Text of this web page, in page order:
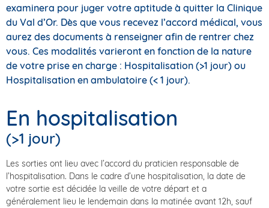
examinera pour juger votre aptitude à quitter la Clinique
du Val d’Or. Dès que vous recevez l’accord médical, vous
aurez des documents à renseigner afin de rentrer chez
vous. Ces modalités varieront en fonction de la nature
de votre prise en charge : Hospitalisation (>1 jour) ou
Hospitalisation en ambulatoire (< 1 jour).
En hospitalisation
(>1 jour)
Les sorties ont lieu avec l’accord du praticien responsable de
l’hospitalisation. Dans le cadre d’une hospitalisation, la date de
votre sortie est décidée la veille de votre départ et a
généralement lieu le lendemain dans la matinée avant 12h, sauf